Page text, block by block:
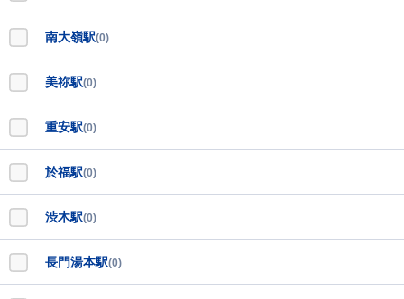
南大嶺駅(0)
美祢駅(0)
重安駅(0)
於福駅(0)
渋木駅(0)
長門湯本駅(0)